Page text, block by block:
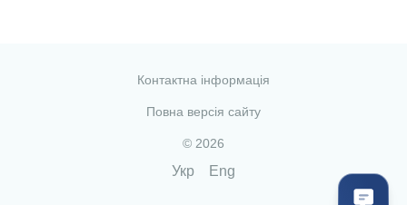
Контактна інформація
Повна версія сайту
© 2026
Укр Eng